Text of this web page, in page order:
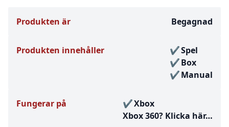
Produkten är Begagnad
Produkten innehåller
Spel
Box
Manual
Fungerar på
Xbox
Xbox 360? Klicka här…